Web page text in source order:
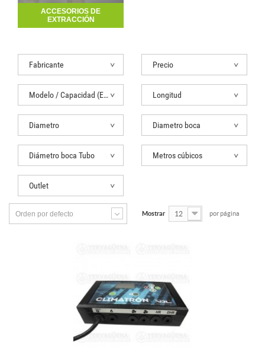
ACCESORIOS DE
EXTRACCIÓN
Fabricante Precio
Modelo / Capacidad (Extractor) Longitud
Diametro Diametro boca
Diámetro boca Tubo Metros cúbicos
Outlet
Orden por defecto Mostrar 12 por página